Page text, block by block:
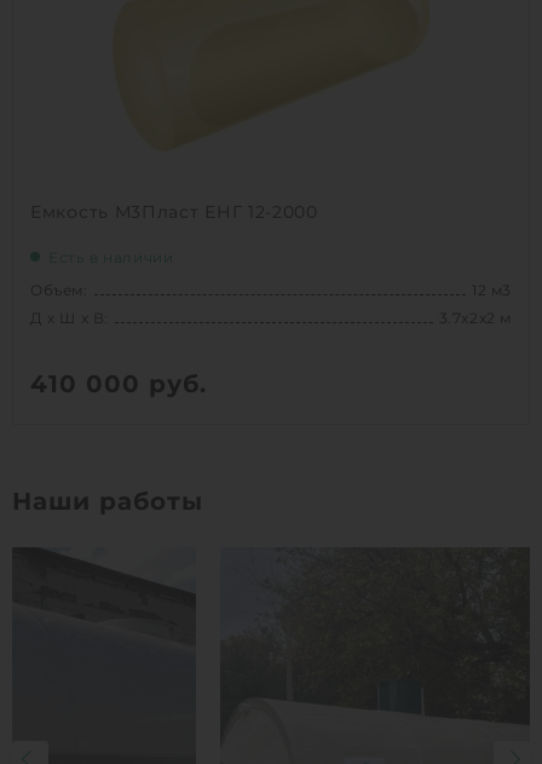
Емкость М3Пласт ЕНГ 12-2000
Есть в наличии
Объем:
12 м3
Д х Ш х В:
3.7х2х2 м
Объем:
1
410 000 руб.
Наши работы